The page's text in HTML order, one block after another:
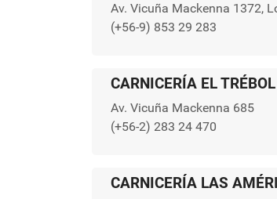
Av. Vicuña Mackenna 1372,
(+56-9) 853 29 283
CARNICERÍA EL TRÉBOL
Av. Vicuña Mackenna 685
(+56-2) 283 24 470
CARNICERÍA LAS